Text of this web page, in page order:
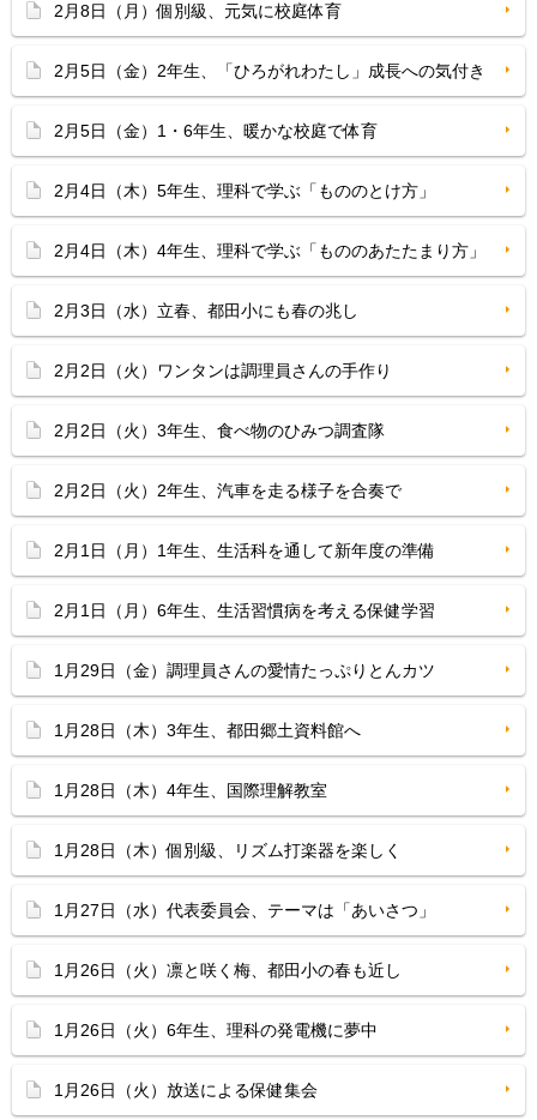
2月8日（月）個別級、元気に校庭体育
2月5日（金）2年生、「ひろがれわたし」成長への気付き
2月5日（金）1・6年生、暖かな校庭で体育
2月4日（木）5年生、理科で学ぶ「もののとけ方」
2月4日（木）4年生、理科で学ぶ「もののあたたまり方」
2月3日（水）立春、都田小にも春の兆し
2月2日（火）ワンタンは調理員さんの手作り
2月2日（火）3年生、食べ物のひみつ調査隊
2月2日（火）2年生、汽車を走る様子を合奏で
2月1日（月）1年生、生活科を通して新年度の準備
2月1日（月）6年生、生活習慣病を考える保健学習
1月29日（金）調理員さんの愛情たっぷりとんカツ
1月28日（木）3年生、都田郷土資料館へ
1月28日（木）4年生、国際理解教室
1月28日（木）個別級、リズム打楽器を楽しく
1月27日（水）代表委員会、テーマは「あいさつ」
1月26日（火）凛と咲く梅、都田小の春も近し
1月26日（火）6年生、理科の発電機に夢中
1月26日（火）放送による保健集会